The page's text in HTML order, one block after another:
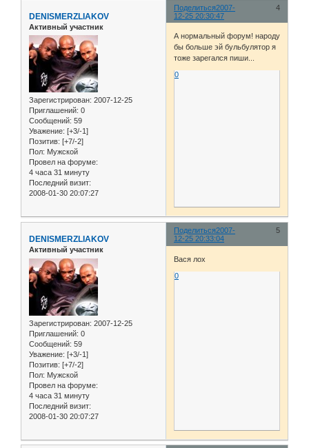
Поделиться 4
2007-
12-25 20:30:47
DENISMERZLIAKOV
Активный участник
Зарегистрирован: 2007-12-25
Приглашений: 0
Сообщений: 59
Уважение: [+3/-1]
Позитив: [+7/-2]
Пол: Мужской
Провел на форуме:
4 часа 31 минуту
Последний визит:
2008-01-30 20:07:27
А нормальный форум! народу
бы больше эй бульбулятор я
тоже зарегался пиши...
0
Поделиться 5
2007-
12-25 20:33:04
DENISMERZLIAKOV
Активный участник
Зарегистрирован: 2007-12-25
Приглашений: 0
Сообщений: 59
Уважение: [+3/-1]
Позитив: [+7/-2]
Пол: Мужской
Провел на форуме:
4 часа 31 минуту
Последний визит:
2008-01-30 20:07:27
Вася лох
0